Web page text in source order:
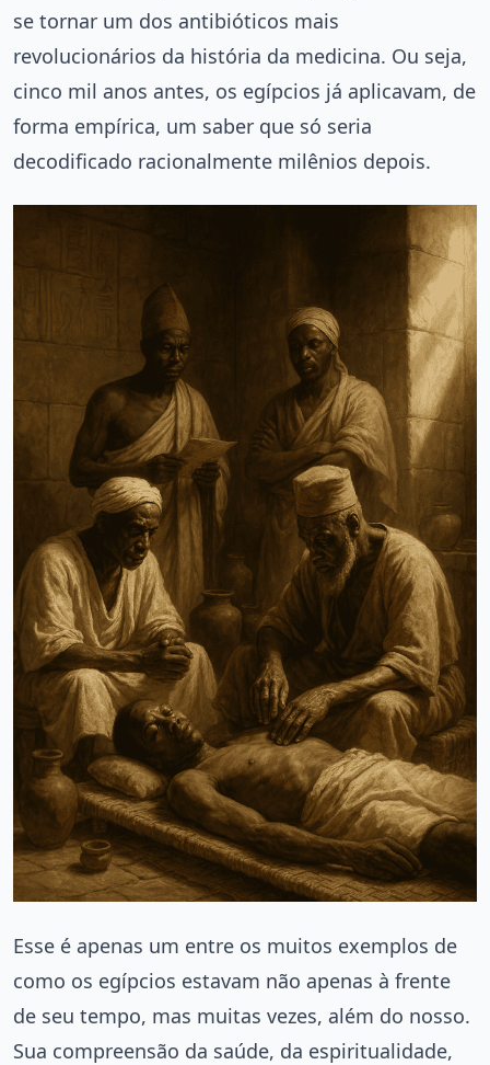
se tornar um dos antibióticos mais
revolucionários da história da medicina. Ou seja,
cinco mil anos antes, os egípcios já aplicavam, de
forma empírica, um saber que só seria
decodificado racionalmente milênios depois.
Esse é apenas um entre os muitos exemplos de
como os egípcios estavam não apenas à frente
de seu tempo, mas muitas vezes, além do nosso.
Sua compreensão da saúde, da espiritualidade,